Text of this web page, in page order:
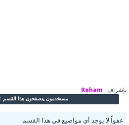
بإشراف : Reham
مستخدمون يتصفحون هذا القسم : 1 ضيف/ضيوف
عفواًً لا يوجد أي مواضيع في هذا القسم . .